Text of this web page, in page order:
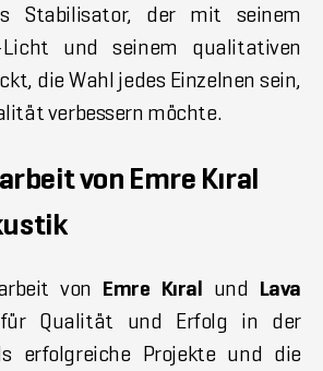
Stabilisator, der mit seinem
Licht und seinem qualitativen
die Wahl jedes Einzelnen sein,
verbessern möchte.
von Emre Kıral
von Emre Kıral und Lava
Qualität und Erfolg in der
erfolgreiche Projekte und die